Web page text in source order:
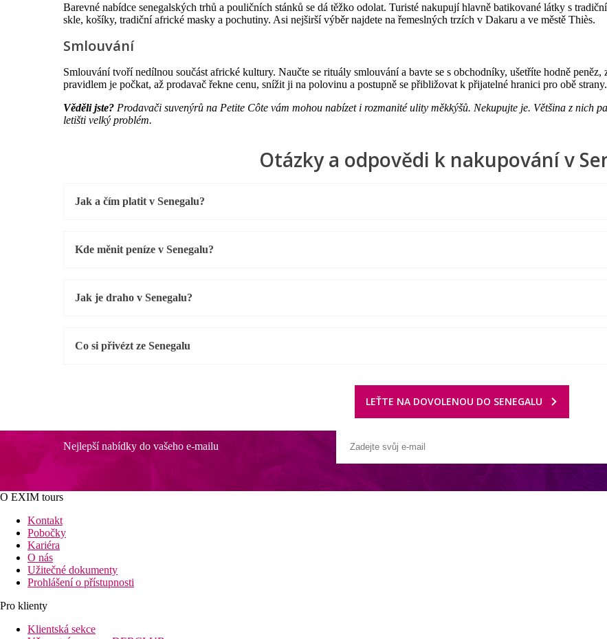
Barevné nabídce senegalských trhů a pouličních stánků se dá těžko odolat. Turisté nakupují hlavně batikované látky s
skle, košíky, tradiční africké masky a pochutiny. Asi nejširší výběr najdete na řemeslných trzích v Dakaru a ve městě Thiès.
Smlouvání
Smlouvání tvoří nedílnou součást africké kultury. Naučte se rituály smlouvání a bavte se s obchodníky, ušetříte hodně
pravidlem je počkat, až prodavač řekne cenu, snížit ji na polovinu a postupně se přibližovat k přijatelné hranici pro obě strany.
Věděli jste? Prodavači suvenýrů na Petite Côte vám mohou nabízet i rozmanité ulity měkkýšů. Nekupujte je. Většina z nich
letišti velký problém.
Otázky a odpovědi k nakupování v
Jak a čím platit v Senegalu?
Kde měnit peníze v Senegalu?
Jak je draho v Senegalu?
Co si přivézt ze Senegalu
LEŤTE NA DOVOLENOU DO SENEGALU
Nejlepší nabídky do vašeho e-mailu
O EXIM tours
Kontakt
Pobočky
Kariéra
O nás
Užitečné dokumenty
Prohlášení o přístupnosti
Pro klienty
Klientská sekce